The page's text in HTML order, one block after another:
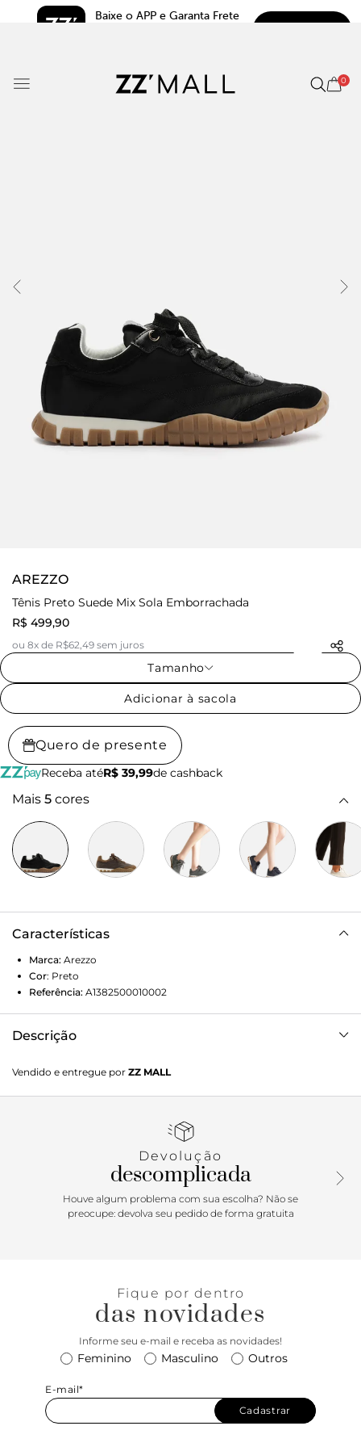
Baixe o APP e Garanta Frete
0
AREZZO
Tênis Preto Suede Mix Sola Emborrachada
R$ 499,90
ou 8x de R$62,49 sem juros
Tamanho
Adicionar à sacola
Quero de presente
Receba atéR$ 39,99de cashback
Mais 5 cores
Características
Marca: Arezzo
Cor: Preto
Referência: A1382500010002
Descrição
tem sola baixa, esportiva, emborrachada e bege, com
relevo riscado e irregular. Traz costuras pesponto por todo
fecho em cadarços pretos e tag do nome da marca na
Vendido e entregue por ZZ MALL
Devolução
descomplicada
Houve algum problema com sua escolha? Não se
preocupe: devolva seu pedido de forma gratuita
Fique por dentro
das novidades
Informe seu e-mail e receba as novidades!
Feminino Masculino Outros
E-mail*
Cadastrar